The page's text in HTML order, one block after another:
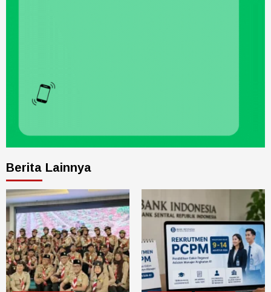
Berita Lainnya